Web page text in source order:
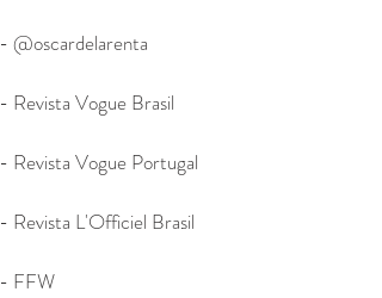
- @oscardelarenta
- Revista Vogue Brasil
- Revista Vogue Portugal
- Revista L'Officiel Brasil
- FFW